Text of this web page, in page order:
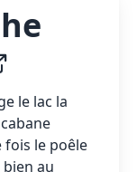
le lac la
fois le poêle
au